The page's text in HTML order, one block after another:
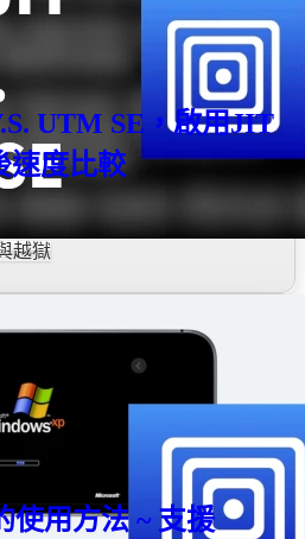
UTM SE，啟用JIT
速度比較
越獄
使用方法 ~ 支援